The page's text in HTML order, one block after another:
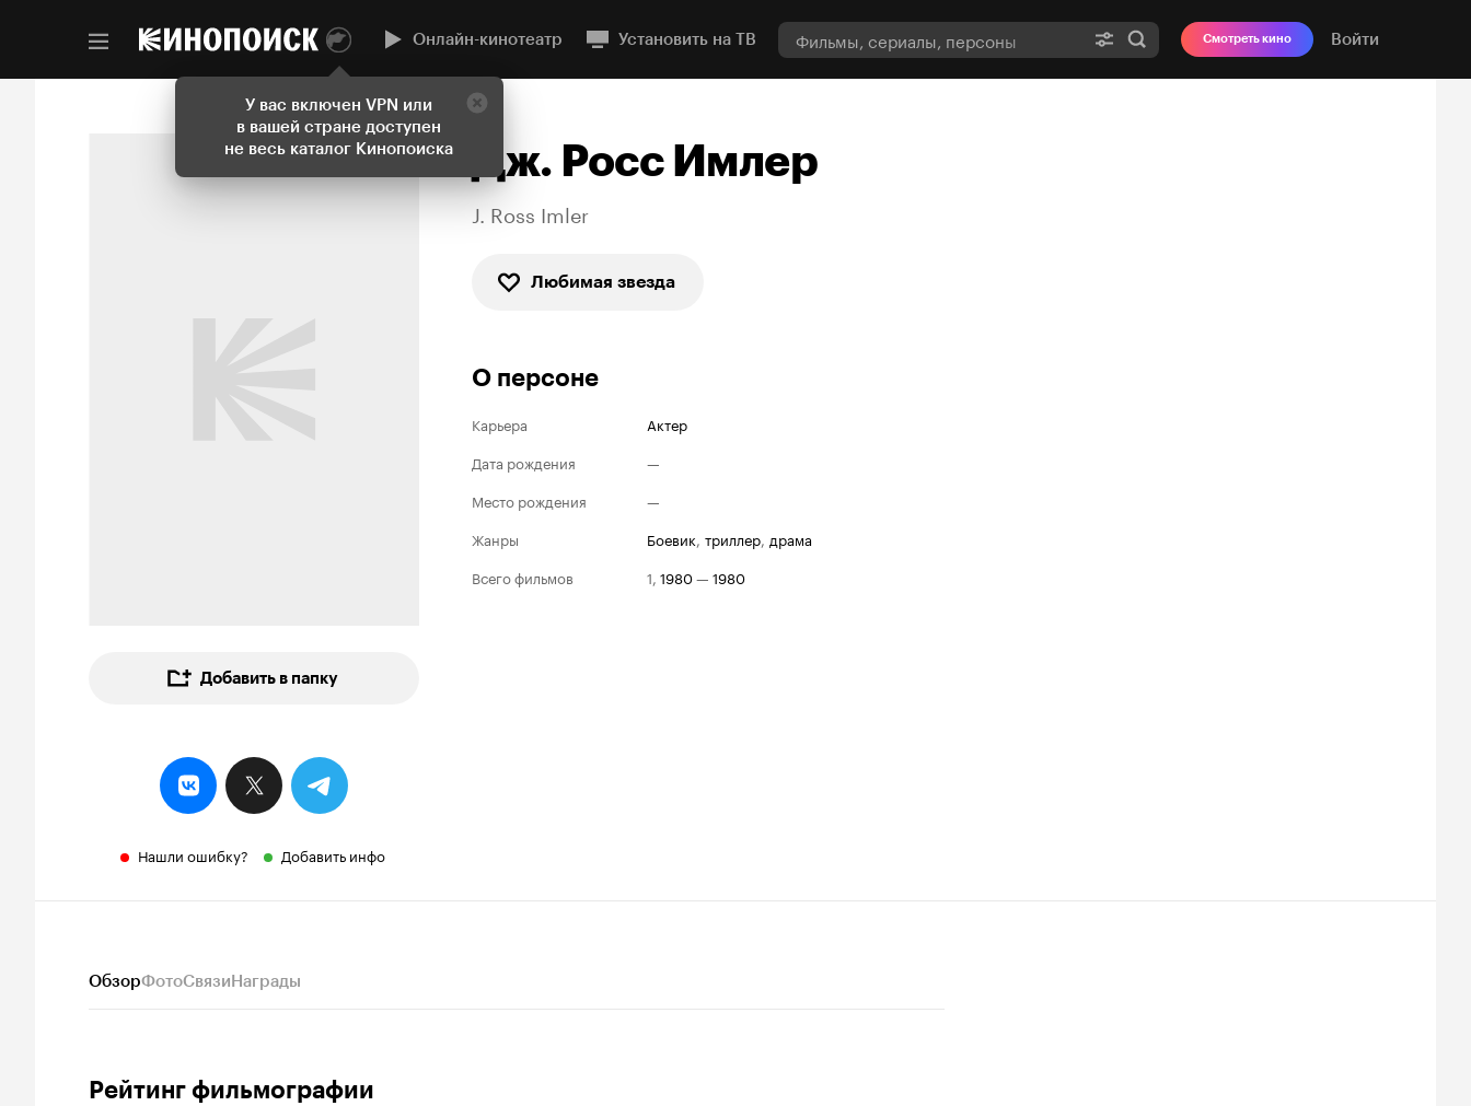
У вас включен VPN или
в вашей стране доступен
не весь каталог Кинопоиска
Онлайн-кинотеатр Установить на ТВ Смотреть кино Войти
Добавить в папку
Нашли ошибку? Добавить инфо
Дж. Росс Имлер
J. Ross Imler
Любимая звезда
О персоне
Карьера
Актер
Дата рождения
—
Место рождения
—
Жанры
боевик, триллер, драма
Всего фильмов
1, 1980— 1980
ОбзорФотоСвязиНаграды
Рейтинг фильмографии